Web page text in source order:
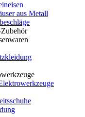
aus Metall